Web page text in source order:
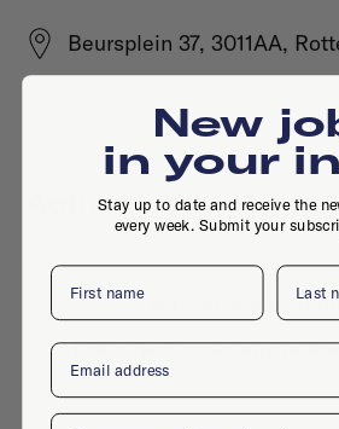
Beursplein 37, 3011AA,
Active jobs
No active jobs
Is this your company
New
in your
Stay up to date and receive the
every week. Submit your
First name Last
Email
Company